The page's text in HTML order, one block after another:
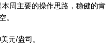
周主要的操作思路，稳健的肯
。
元/盎司。